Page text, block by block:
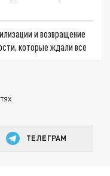
и возвращение
которые ждали все
ТЕЛЕГРАМ